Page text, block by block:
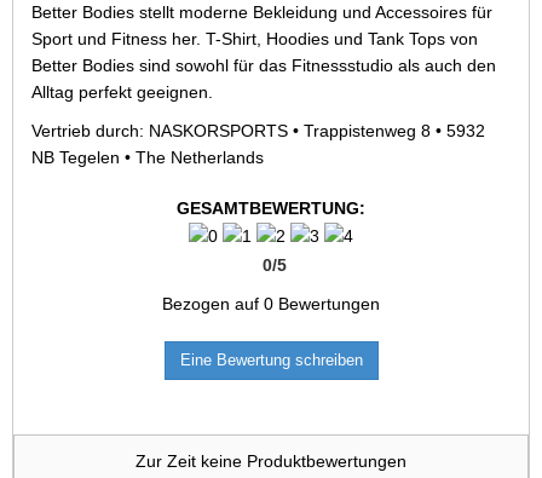
Better Bodies stellt moderne Bekleidung und Accessoires für
Sport und Fitness her. T-Shirt, Hoodies und Tank Tops von
Better Bodies sind sowohl für das Fitnessstudio als auch den
Alltag perfekt geeignen.
Vertrieb durch: NASKORSPORTS • Trappistenweg 8 • 5932
NB Tegelen • The Netherlands
GESAMTBEWERTUNG:
0/5
Bezogen auf 0 Bewertungen
Eine Bewertung schreiben
Zur Zeit keine Produktbewertungen